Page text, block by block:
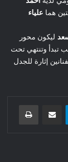
هما علياء
ليكون محور
وقصص حب تبدأ وتنتهي تحت
إثارة للجدل